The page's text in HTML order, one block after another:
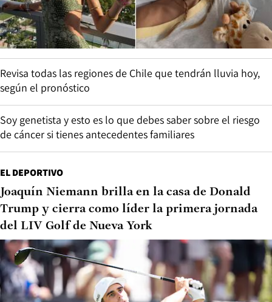
Revisa todas las regiones de Chile que tendrán lluvia hoy,
según el pronóstico
Soy genetista y esto es lo que debes saber sobre el riesgo
de cáncer si tienes antecedentes familiares
EL DEPORTIVO
Joaquín Niemann brilla en la casa de Donald
Trump y cierra como líder la primera jornada
del LIV Golf de Nueva York